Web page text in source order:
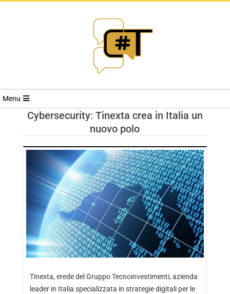
RIVISTA
TRENDS
Menu
Cybersecurity: Tinexta crea in Italia un
nuovo polo
Tinexta, erede del Gruppo Tecnoinvestimenti, azienda
leader in Italia specializzata in strategie digitali per le